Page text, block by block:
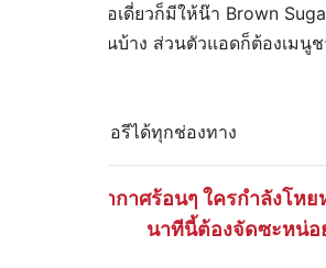
ไม่ไหว โปรซื้อเดี่ยวก็มีให้น๊า Brown
ดวงใจอะไรกันบ้าง ส่วนตัวแอดก็ต้องเม
หรือสั่งเดลิเวอรีได้ทุกช่องทาง
อากาศร้อนๆ ใครกำลังโห
นาทีนี้ต้องจัดซะหน่อ